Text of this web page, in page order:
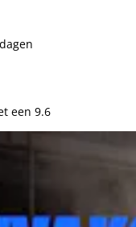
een 9.6